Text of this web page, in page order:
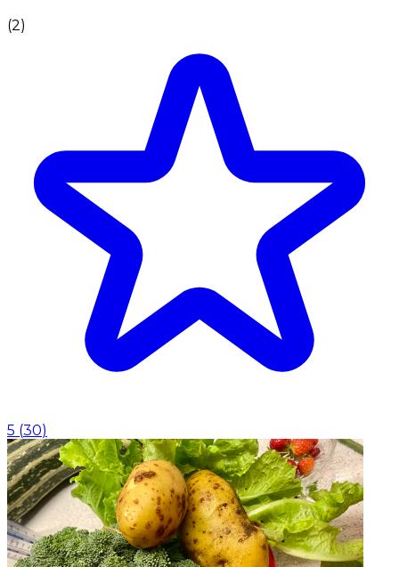
(2)
5 (30)